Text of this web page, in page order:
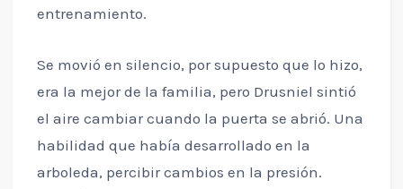
entrenamiento.
Se movió en silencio, por supuesto que lo hizo,
era la mejor de la familia, pero Drusniel sintió
el aire cambiar cuando la puerta se abrió. Una
habilidad que había desarrollado en la
arboleda, percibir cambios en la presión.